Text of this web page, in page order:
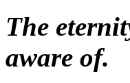
The
aware of.